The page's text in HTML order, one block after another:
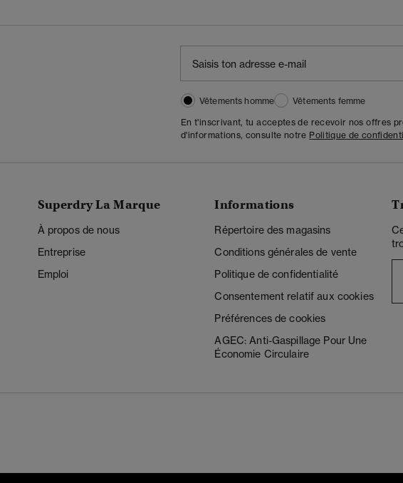
Vêtements homme
Vêtements femme
En t'inscrivant, tu acceptes de recevoir nos offres
d'informations, consulte notre Politique de
Superdry La Marque
À propos de nous
Entreprise
Emploi
Informations
Répertoire des magasins
Conditions générales de vente
Politique de confidentialité
Consentement relatif aux cookies
Préférences de cookies
AGEC: Anti-Gaspillage Pour Une
Économie Circulaire